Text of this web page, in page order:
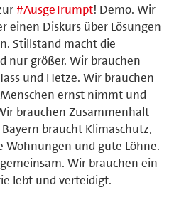
#AusgeTrumpt! Demo. Wir
einen Diskurs über Lösungen
Stillstand macht die
nur größer. Wir brauchen
und Hetze. Wir brauchen
ernst nimmt und
brauchen Zusammenhalt
braucht Klimaschutz,
Wohnungen und gute Löhne.
Wir brauchen ein
lebt und verteidigt.